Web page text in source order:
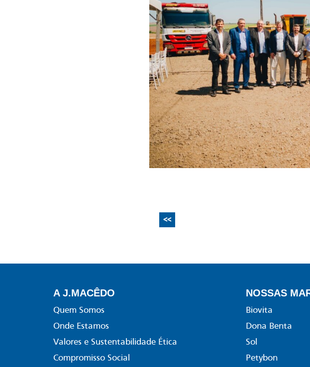
<<
A J.MACÊDO
Quem Somos
Onde Estamos
Valores e Sustentabilidade Ética
Compromisso Social
NOSSAS
Biovita
Dona Benta
Sol
Petybon